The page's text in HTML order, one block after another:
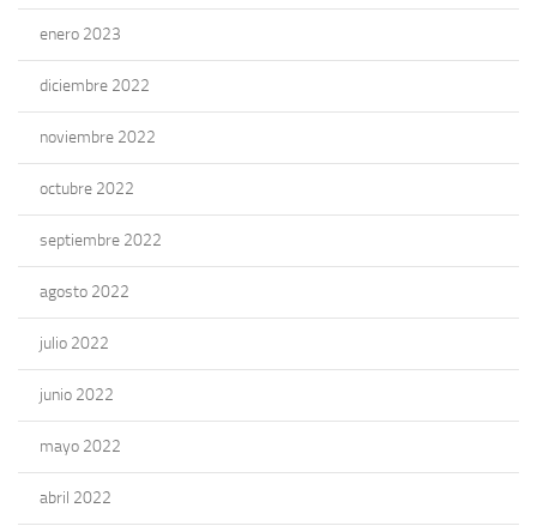
enero 2023
diciembre 2022
noviembre 2022
octubre 2022
septiembre 2022
agosto 2022
julio 2022
junio 2022
mayo 2022
abril 2022